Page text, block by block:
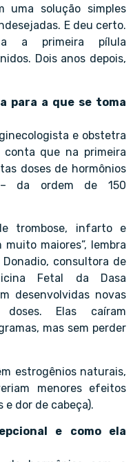
uma solução simples
E deu certo.
a primeira pílula
Dois anos depois,
para a que se toma
e obstetra
conta que na primeira
doses de hormônios
– da ordem de 150
trombose, infarto e
maiores”, lembra
consultora de
Fetal da Dasa
desenvolvidas novas
doses. Elas caíram
mas sem perder
estrogênios naturais,
menores efeitos
dor de cabeça).
e como ela